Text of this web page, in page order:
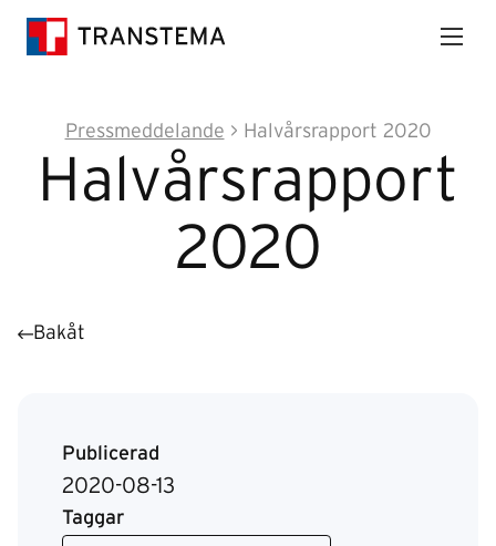
Pressmeddelande > Halvårsrapport 2020
Halvårsrapport
2020
Bakåt
Publicerad
2020-08-13
Taggar